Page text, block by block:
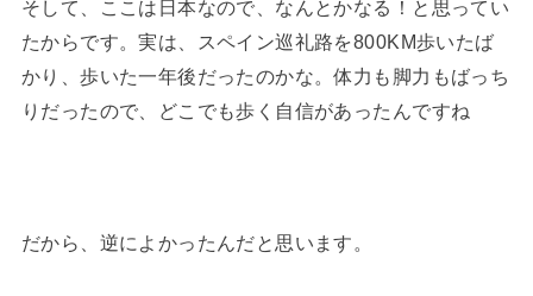
そして、ここは日本なので、なんとかなる！と思ってい
たからです。実は、スペイン巡礼路を800KM歩いたば
かり、歩いた一年後だったのかな。体力も脚力もばっち
りだったので、どこでも歩く自信があったんですね
だから、逆によかったんだと思います。